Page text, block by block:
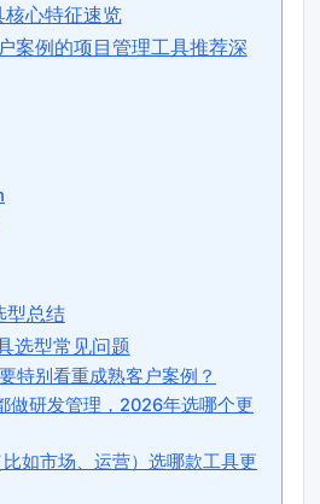
心特征速览
案例的项目管理工具推荐深
型总结
选型常见问题
特别看重成熟客户案例？
做研发管理，2026年选哪个更
如市场、运营）选哪款工具更